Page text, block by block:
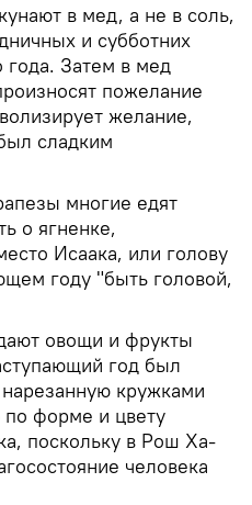
в мед, а не в соль,
и субботних
года. Затем в мед
пожелание
желание,
сладким
многие едят
о ягненке,
Исаака, или голову
году "быть головой,
овощи и фрукты
год был
кружками
форме и цвету
поскольку в Рош Ха-
человека